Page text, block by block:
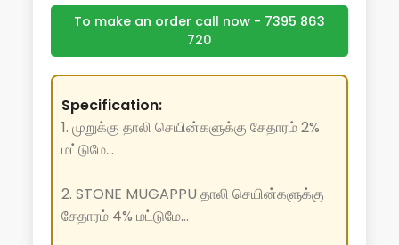
To make an order call now - 7395 863
720
Specification:
1. முறுக்கு தாலி செயின்களுக்கு சேதாரம் 2%
மட்டுமே...
2. STONE MUGAPPU தாலி செயின்களுக்கு
சேதாரம் 4% மட்டுமே...